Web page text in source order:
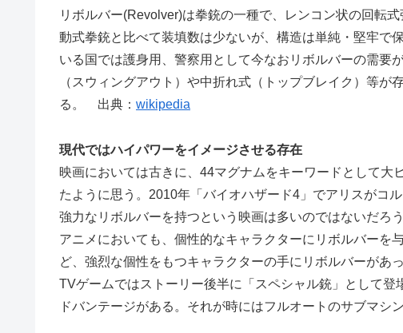
リボルバー(Revolver)は拳銃の一種で、レンコン状の回転
動式拳銃と比べて装填数は少ないが、構造は単純・堅牢で
いる国では護身用、警察用として今なおリボルバーの需要
（スウィングアウト）や中折れ式（トップブレイク）等
る。 出典： wikipedia
現代ではハイパワーをイメージさせる存在
映画においては古きに、44マグナムをキーワードとして
たように思う。2010年「バイオハザード4」でアリスがコ
強力なリボルバーを持つという映画は多いのではないだろう
アニメにおいても、個性的なキャラクターにリボルバーを
ど、強烈な個性をもつキャラクターの手にリボルバーがあっ
TVゲームではストーリー後半に「スペシャル銃」として
ドバンテージがある。それが時にはフルオートのサブマシ